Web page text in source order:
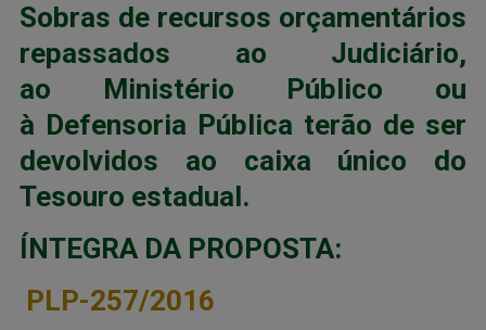
Sobras de recursos orçamentários
repassados ao Judiciário,
ao Ministério Público ou
à Defensoria Pública terão de ser
devolvidos ao caixa único do
Tesouro estadual.
ÍNTEGRA DA PROPOSTA:
PLP-257/2016